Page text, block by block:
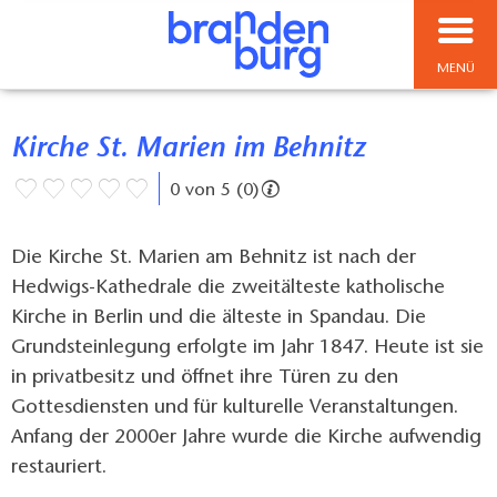
MENÜ
Kirche St. Marien im Behnitz
0 von 5 (0)
Die Kirche St. Marien am Behnitz ist nach der
Hedwigs-Kathedrale die zweitälteste katholische
Kirche in Berlin und die älteste in Spandau. Die
Grundsteinlegung erfolgte im Jahr 1847. Heute ist sie
in privatbesitz und öffnet ihre Türen zu den
Gottesdiensten und für kulturelle Veranstaltungen.
Anfang der 2000er Jahre wurde die Kirche aufwendig
restauriert.